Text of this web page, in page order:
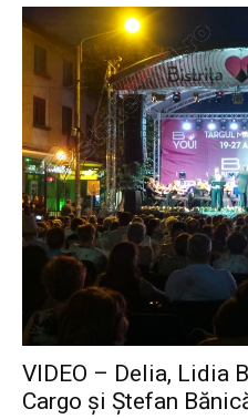
VIDEO – Delia, Lidia
Cargo și Ștefan